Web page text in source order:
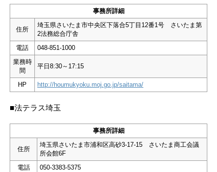
事務所詳細
住所
埼玉県さいたま市中央区下落合5丁目12番1号 さいたま第
2法務総合庁舎
電話
048-851-1000
業務時
間
平日8:30～17:15
HP http://houmukyoku.moj.go.jp/saitama/
■法テラス埼玉
事務所詳細
住所
埼玉県さいたま市浦和区高砂3-17-15 さいたま商工会議
所会館6F
電話
050-3383-5375